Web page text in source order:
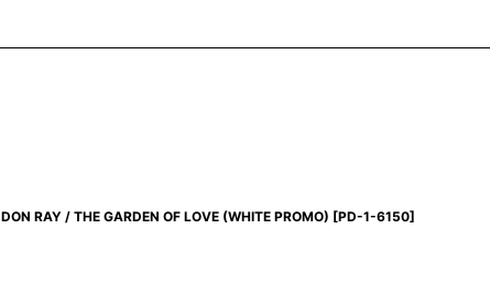
DON RAY / THE GARDEN OF LOVE (WHITE PROMO) [PD-1-6150]